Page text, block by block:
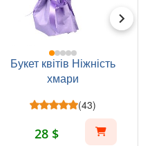
Букет квітів Ніжність
хмари
(43)
28 $